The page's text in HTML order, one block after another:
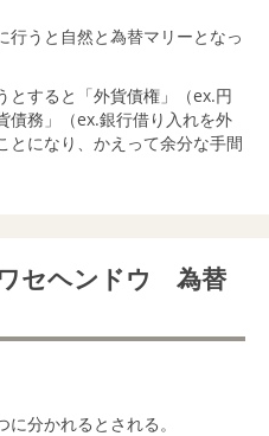
行うと自然と為替マリーとなっ
とすると「外貨債権」（ex.円
債務」（ex.銀行借り入れを外
とになり、かえって余分な手間
セヘンドウ 為替
分かれるとされる。